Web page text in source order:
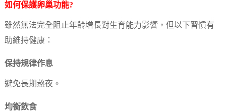
如何保護卵巢功能?
雖然無法完全阻止年齡增長對生育能力影響，但以下習慣有
助維持健康：
保持規律作息
避免長期熬夜。
均衡飲食